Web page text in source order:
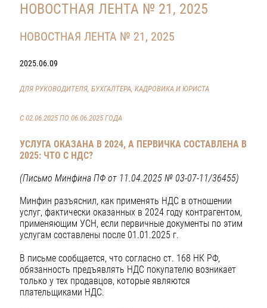
НОВОСТНАЯ ЛЕНТА № 21, 2025
НОВОСТНАЯ ЛЕНТА № 21, 2025
2025.06.09
ДЛЯ РУКОВОДИТЕЛЯ, БУХГАЛТЕРА, КАДРОВИКА И ЮРИСТА
С 02.06.2025 ПО 06.06.2025 ГОДА
УСЛУГА ОКАЗАНА В 2024, А ПЕРВИЧКА СОСТАВЛЕНА В
2025: ЧТО С НДС?
(Письмо Минфина ПФ от 11.04.2025 № 03-07-11/36455)
Минфин разъяснил, как применять НДС в отношении
услуг, фактически оказанных в 2024 году контрагентом,
применяющим УСН, если первичные документы по этим
услугам составлены после 01.01.2025 г.
В письме сообщается, что согласно ст. 168 НК РФ,
обязанность предъявлять НДС покупателю возникает
только у тех продавцов, которые являются
плательщиками НДС.